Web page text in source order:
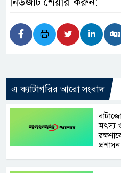
এ ক্যাটাগরির আরো সংবাদ
মৎস্য
প্রশাসন